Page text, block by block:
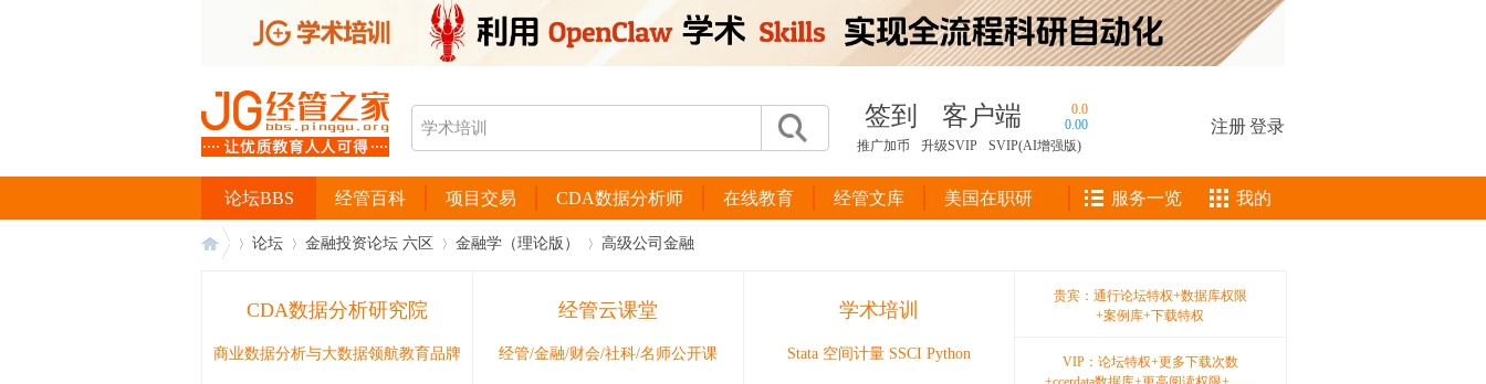
签到 客户端
0.0
0.00
推广加币
升级SVIP SVIP(AI增强版)
注册登录
经管百科 项目交易 CDA数据分析师 在线教育 经管文库 美国在职研
论坛BBS 服务一览 我的
论坛 金融投资论坛 六区 金融学（理论版） 高级公司金融
CDA数据分析研究院
商业数据分析与大数据领航教育品牌
经管云课堂
经管/金融/财会/社科/名师公开课
学术培训
Stata 空间计量 SSCI Python
贵宾：通行论坛特权+数据库权限
+案例库+下载特权
VIP：论坛特权+更多下载次数